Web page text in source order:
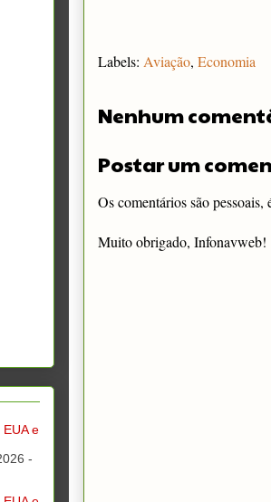
Labels: Aviação, Economia
Nenhum
Postar um
Os comentários são
Muito obrigado, Infonavweb!
e
-